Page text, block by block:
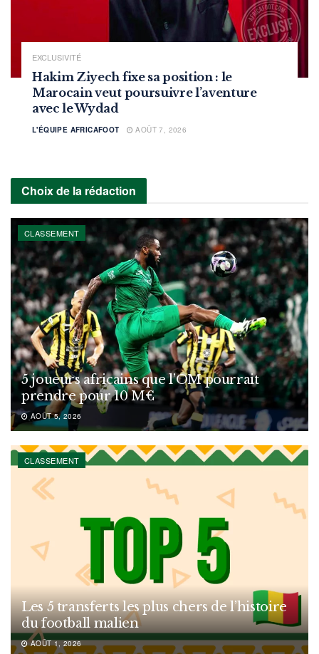
EXCLUSIVITÉ
Hakim Ziyech fixe sa position : le
Marocain veut poursuivre l’aventure
avec le Wydad
L'ÉQUIPE AFRICAFOOT AOÛT 7, 2026
Choix de la rédaction
CLASSEMENT
5 joueurs africains que l’OM pourrait
prendre pour 10 M€
AOÛT 5, 2026
CLASSEMENT
Les 5 transferts les plus chers de l’histoire
du football malien
AOÛT 1, 2026